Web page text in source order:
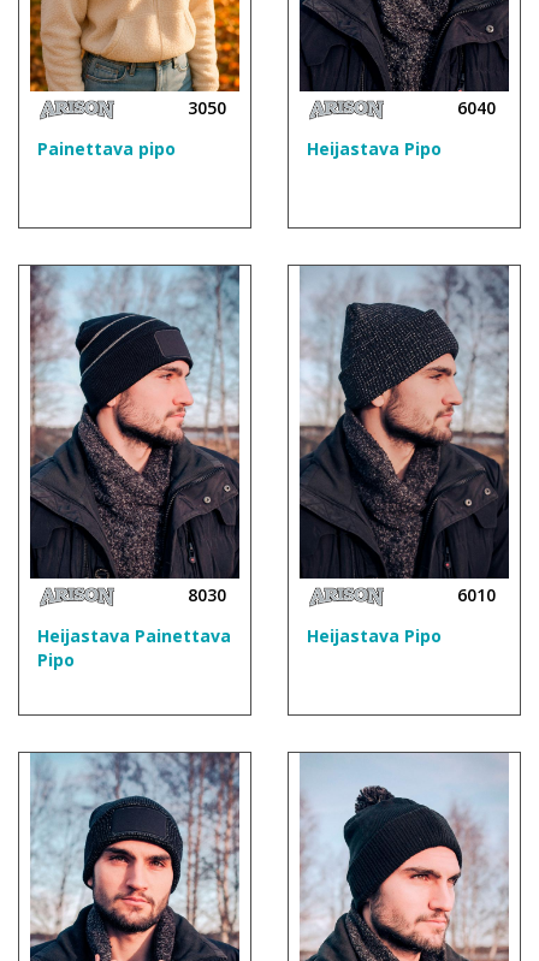
3050
Painettava pipo
6040
Heijastava Pipo
8030
Heijastava Painettava
Pipo
6010
Heijastava Pipo